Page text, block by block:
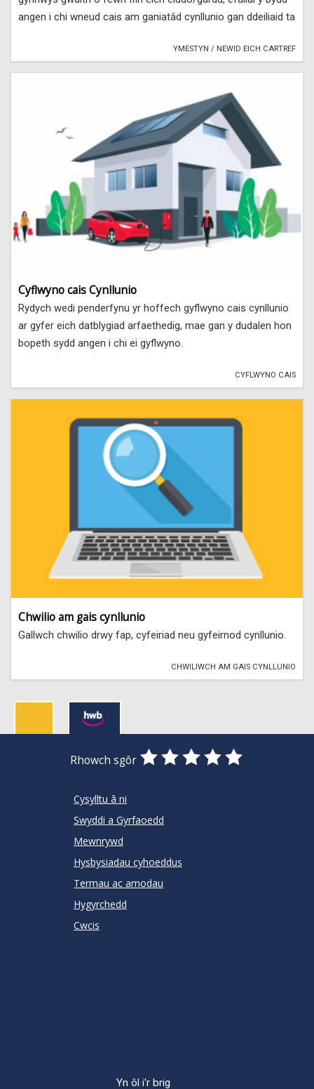
angen i chi wneud cais am ganiatâd cynllunio gan ddeiliaid ta
YMESTYN / NEWID EICH CARTREF
Cyflwyno cais Cynllunio
Rydych wedi penderfynu yr hoffech gyflwyno cais cynllunio
ar gyfer eich datblygiad arfaethedig, mae gan y dudalen hon
bopeth sydd angen i chi ei gyflwyno.
CYFLWYNO CAIS
Chwilio am gais cynllunio
Gallwch chwilio drwy fap, cyfeiriad neu gyfeirnod cynllunio.
CHWILIWCH AM GAIS CYNLLUNIO
Rhowch sgôr
0
Stars
1
Star
2
Stars
3
Stars
4
Stars
5
Stars
Cysylltu â ni
Swyddi a Gyrfaoedd
Mewnrywd
Hysbysiadau cyhoeddus
Termau ac amodau
Hygyrchedd
Cwcis
Yn ôl i'r brig